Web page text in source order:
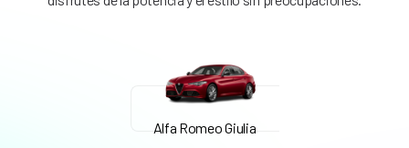
Alfa Romeo Giulia